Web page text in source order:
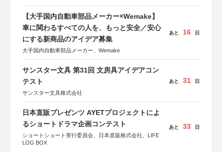
【大手国内自動車部品メーカー×Wemake】
車に関わるすべての人を、もっと安全／安心
にする新商品のアイデア募集
大手国内自動車部品メーカー、Wemake
あと 16 日
サンスター文具 第31回 文房具アイデアコン
テスト
サンスター文具株式会社
あと 31 日
日本直販プレゼンツ AYETプロジェクトによ
るショートドラマ企画コンテスト
ショートショート実行委員会、日本直販株式会社、LIFE
LOG BOX
あと 33 日